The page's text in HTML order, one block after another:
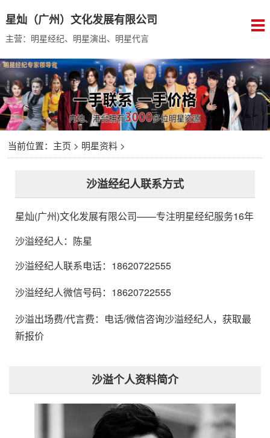
星灿（广州）文化发展有限公司
主营：明星经纪、明星演出、明星代言
当前位置： 主页 > 明星资料>
沙溢经纪人联系方式
星灿(广州)文化发展有限公司——专注明星经纪服务16年
沙溢经纪人： 陈星
沙溢经纪人联系电话：18620722555
沙溢经纪人微信号码：18620722555
沙溢出场费/代言费：电话/微信咨询沙溢经纪人，获取最
新报价
沙溢个人资料简介